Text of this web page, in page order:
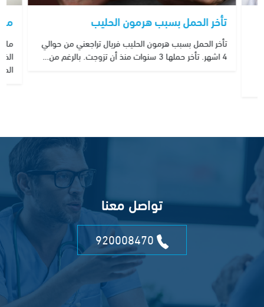
تأخر الحمل بسبب هرمون الحليب
تأخر الحمل بسبب هرمون الحليب فريال تراجعني من حوالي
4 اشهر. تأخر حملها 3 سنوات منذ أن تزوجت. بالرغم من…
ما
تواصل معنا